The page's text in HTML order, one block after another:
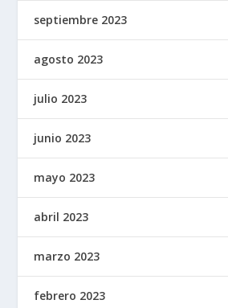
septiembre 2023
agosto 2023
julio 2023
junio 2023
mayo 2023
abril 2023
marzo 2023
febrero 2023